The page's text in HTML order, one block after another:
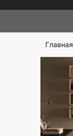
Главная